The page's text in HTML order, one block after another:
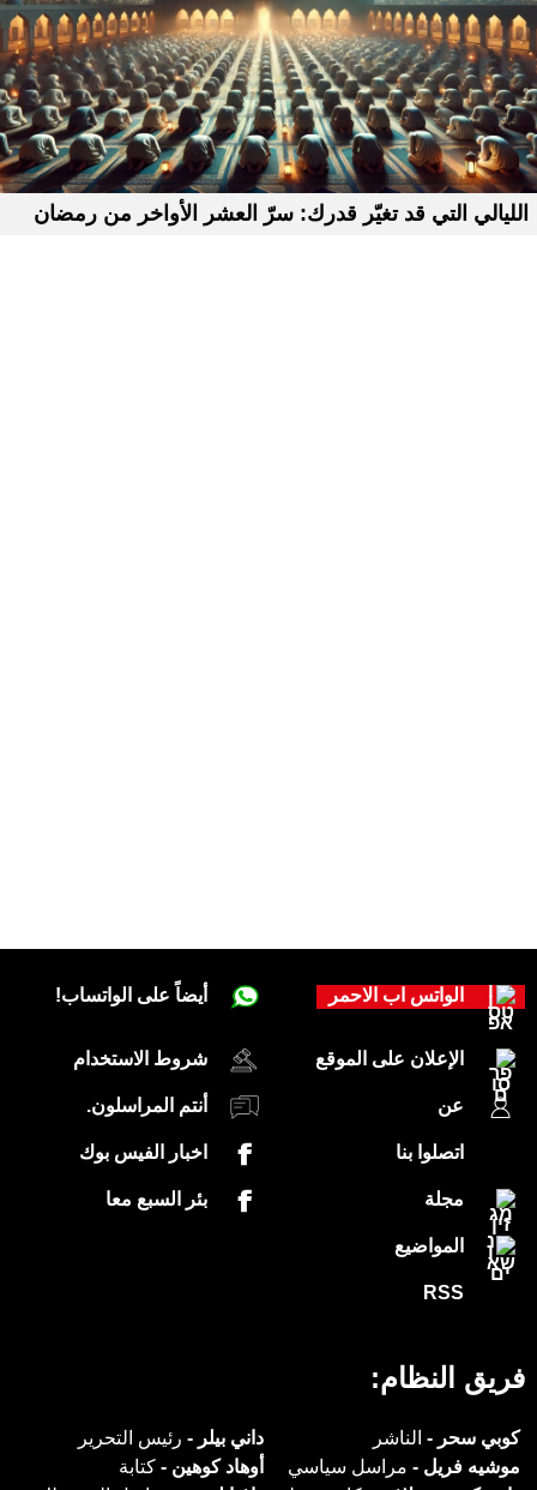
الليالي التي قد تغيّر قدرك: سرّ العشر الأواخر من رمضان
أيضاً على الواتساب!
شروط الاستخدام
أنتم المراسلون.
اخبار الفيس بوك
بئر السبع معا
الواتس اب الاحمر
الإعلان على الموقع
عن
اتصلوا بنا
مجلة
المواضيع
RSS
فريق النظام:
كوبي سحر - الناشر داني بيلر -رئيس التحرير
موشيه فريل - مراسل سياسي أوهاد كوهين -كتابة